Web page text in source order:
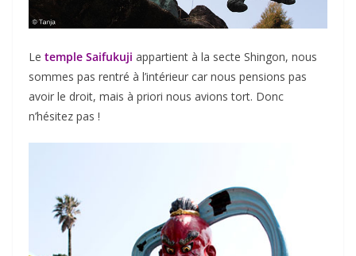
Le temple Saifukuji appartient à la secte Shingon, nous
sommes pas rentré à l’intérieur car nous pensions pas
avoir le droit, mais à priori nous avions tort. Donc
n’hésitez pas !